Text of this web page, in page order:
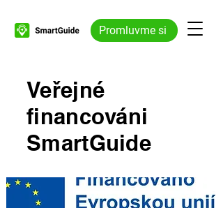
Promluvme si
Veřejné
financováni
SmartGuide